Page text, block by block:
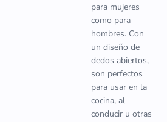
para mujeres
como para
hombres. Con
un diseño de
dedos abiertos,
son perfectos
para usar en la
cocina, al
conducir u otras